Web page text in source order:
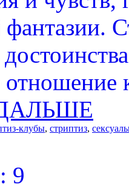
фантазии.
клубы, стриптиз,
9